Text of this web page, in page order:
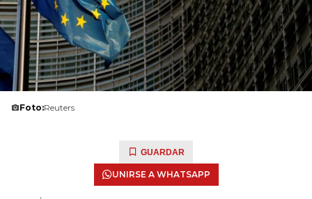
Foto:Reuters
GUARDAR
UNIRSE A WHATSAPP